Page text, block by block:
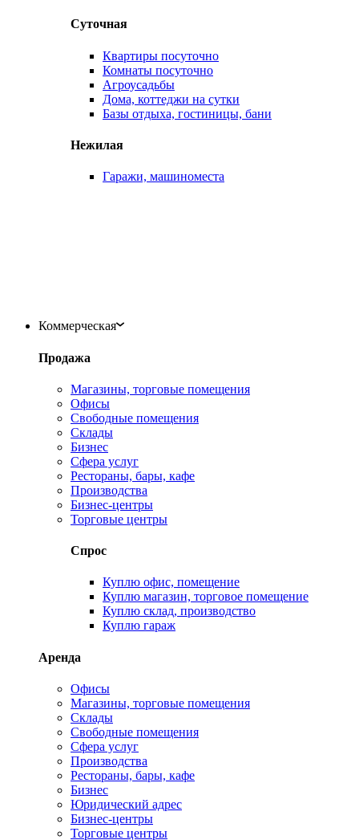
Суточная
Квартиры посуточно
Комнаты посуточно
Агроусадьбы
Дома, коттеджи на сутки
Базы отдыха, гостиницы, бани
Нежилая
Гаражи, машиноместа
Коммерческая
Продажа
Магазины, торговые помещения
Офисы
Свободные помещения
Склады
Бизнес
Сфера услуг
Рестораны, бары, кафе
Производства
Бизнес-центры
Торговые центры
Спрос
Куплю офис, помещение
Куплю магазин, торговое помещение
Куплю склад, производство
Куплю гараж
Аренда
Офисы
Магазины, торговые помещения
Склады
Свободные помещения
Сфера услуг
Производства
Рестораны, бары, кафе
Бизнес
Юридический адрес
Бизнес-центры
Торговые центры